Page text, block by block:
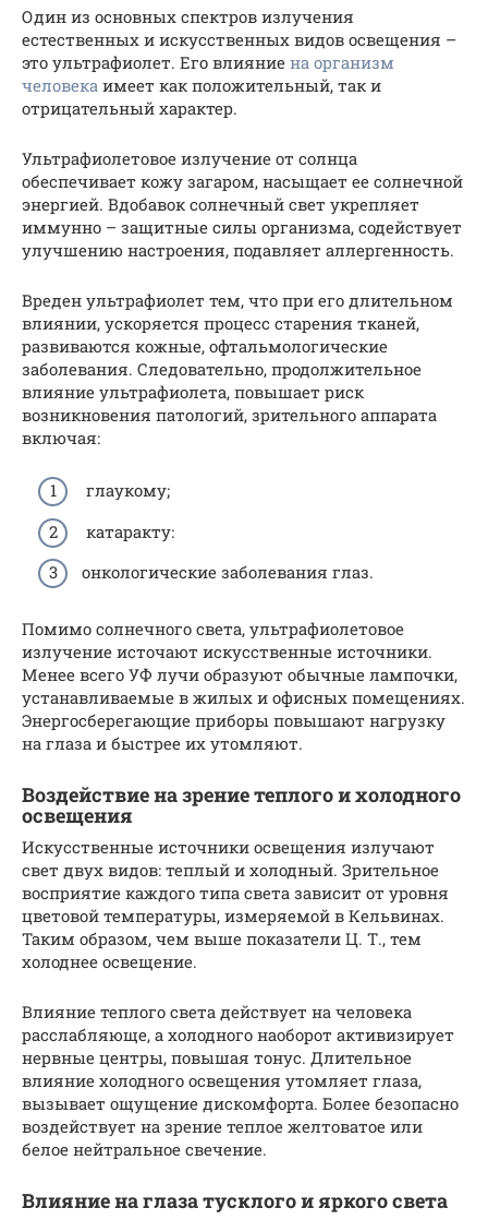
Один из основных спектров излучения
естественных и искусственных видов освещения –
это ультрафиолет. Его влияние на организм
человека имеет как положительный, так и
отрицательный характер.
Ультрафиолетовое излучение от солнца
обеспечивает кожу загаром, насыщает ее солнечной
энергией. Вдобавок солнечный свет укрепляет
иммунно – защитные силы организма, содействует
улучшению настроения, подавляет аллергенность.
Вреден ультрафиолет тем, что при его длительном
влиянии, ускоряется процесс старения тканей,
развиваются кожные, офтальмологические
заболевания. Следовательно, продолжительное
влияние ультрафиолета, повышает риск
возникновения патологий, зрительного аппарата
включая:
глаукому;
катаракту:
онкологические заболевания глаз.
Помимо солнечного света, ультрафиолетовое
излучение источают искусственные источники.
Менее всего УФ лучи образуют обычные лампочки,
устанавливаемые в жилых и офисных помещениях.
Энергосберегающие приборы повышают нагрузку
на глаза и быстрее их утомляют.
Воздействие на зрение теплого и холодного
освещения
Искусственные источники освещения излучают
свет двух видов: теплый и холодный. Зрительное
восприятие каждого типа света зависит от уровня
цветовой температуры, измеряемой в Кельвинах.
Таким образом, чем выше показатели Ц. Т., тем
холоднее освещение.
Влияние теплого света действует на человека
расслабляюще, а холодного наоборот активизирует
нервные центры, повышая тонус. Длительное
влияние холодного освещения утомляет глаза,
вызывает ощущение дискомфорта. Более безопасно
воздействует на зрение теплое желтоватое или
белое нейтральное свечение.
Влияние на глаза тусклого и яркого света